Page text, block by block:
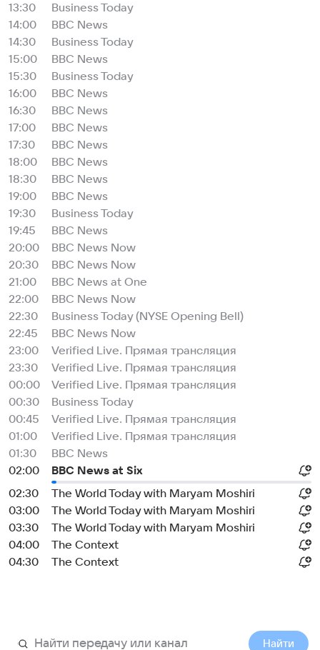
13:30
Business Today
14:00
BBC News
14:30
Business Today
15:00
BBC News
15:30
Business Today
16:00
BBC News
16:30
BBC News
17:00
BBC News
17:30
BBC News
18:00
BBC News
18:30
BBC News
19:00
BBC News
19:30
Business Today
19:45
BBC News
20:00
BBC News Now
20:30
BBC News Now
21:00
BBC News at One
22:00
BBC News Now
22:30
Business Today (NYSE Opening Bell)
22:45
BBC News Now
23:00
Verified Live. Прямая трансляция
23:30
Verified Live. Прямая трансляция
00:00
Verified Live. Прямая трансляция
00:30
Business Today
00:45
Verified Live. Прямая трансляция
01:00
Verified Live. Прямая трансляция
01:30
BBC News
02:00
BBC News at Six
02:30
The World Today with Maryam Moshiri
03:00
The World Today with Maryam Moshiri
03:30
The World Today with Maryam Moshiri
04:00
The Context
04:30
The Context
Найти